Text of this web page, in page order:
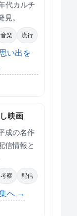
代カルチ
見。
音楽 流行
い出を
映画
成の名作
信情報と
考察 配信
へ →